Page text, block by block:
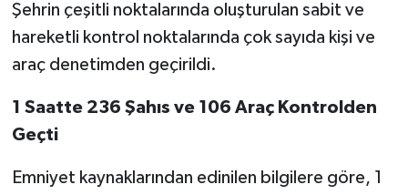
Şehrin çeşitli noktalarında oluşturulan sabit ve
hareketli kontrol noktalarında çok sayıda kişi ve
araç denetimden geçirildi.
1 Saatte 236 Şahıs ve 106 Araç Kontrolden
Geçti
Emniyet kaynaklarından edinilen bilgilere göre, 1